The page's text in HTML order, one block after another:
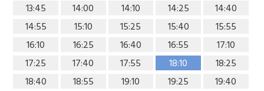
13:45
14:00 14:10 14:25
14:40
14:55
15:10 15:25 15:40
15:55
16:10
16:25 16:40 16:55
17:10
17:25
17:40 17:55 18:10
18:25
18:40
18:55 19:10 19:25
19:40